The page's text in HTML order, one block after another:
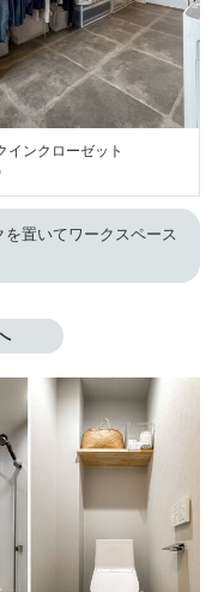
インクローゼット
置いてワークスペース